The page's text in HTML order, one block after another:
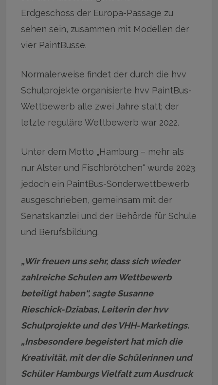
Erdgeschoss der Europa-Passage zu
sehen sein, zusammen mit Modellen der
vier PaintBusse.
Normalerweise findet der durch die hvv
Schulprojekte organisierte hvv PaintBus-
Wettbewerb alle zwei Jahre statt; der
letzte reguläre Wettbewerb war 2022.
Unter dem Motto „Hamburg – mehr als
nur Alster und Fischbrötchen“ wurde 2023
jedoch ein PaintBus-Sonderwettbewerb
ausgeschrieben, gemeinsam mit der
Senatskanzlei und der Behörde für Schule
und Berufsbildung.
„Wir freuen uns sehr, dass sich wieder
zahlreiche Schulen am Wettbewerb
beteiligt haben“, sagte Susanne
Rieschick-Dziabas, Leiterin der hvv
Schulprojekte und des VHH-Marketings.
„Insbesondere begeistert hat mich die
Kreativität, mit der die Schülerinnen und
Schüler Hamburgs Vielfalt zum Ausdruck